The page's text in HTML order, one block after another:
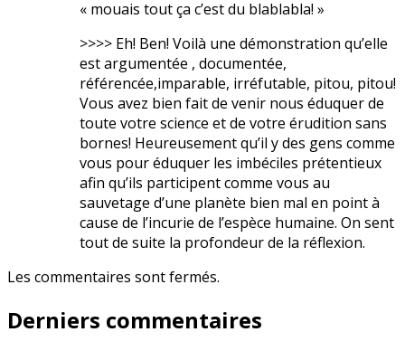
« mouais tout ça c’est du blablabla! »
>>>> Eh! Ben! Voilà une démonstration qu’elle
est argumentée , documentée,
référencée,imparable, irréfutable, pitou, pitou!
Vous avez bien fait de venir nous éduquer de
toute votre science et de votre érudition sans
bornes! Heureusement qu’il y des gens comme
vous pour éduquer les imbéciles prétentieux
afin qu’ils participent comme vous au
sauvetage d’une planète bien mal en point à
cause de l’incurie de l’espèce humaine. On sent
tout de suite la profondeur de la réflexion.
Les commentaires sont fermés.
Derniers commentaires